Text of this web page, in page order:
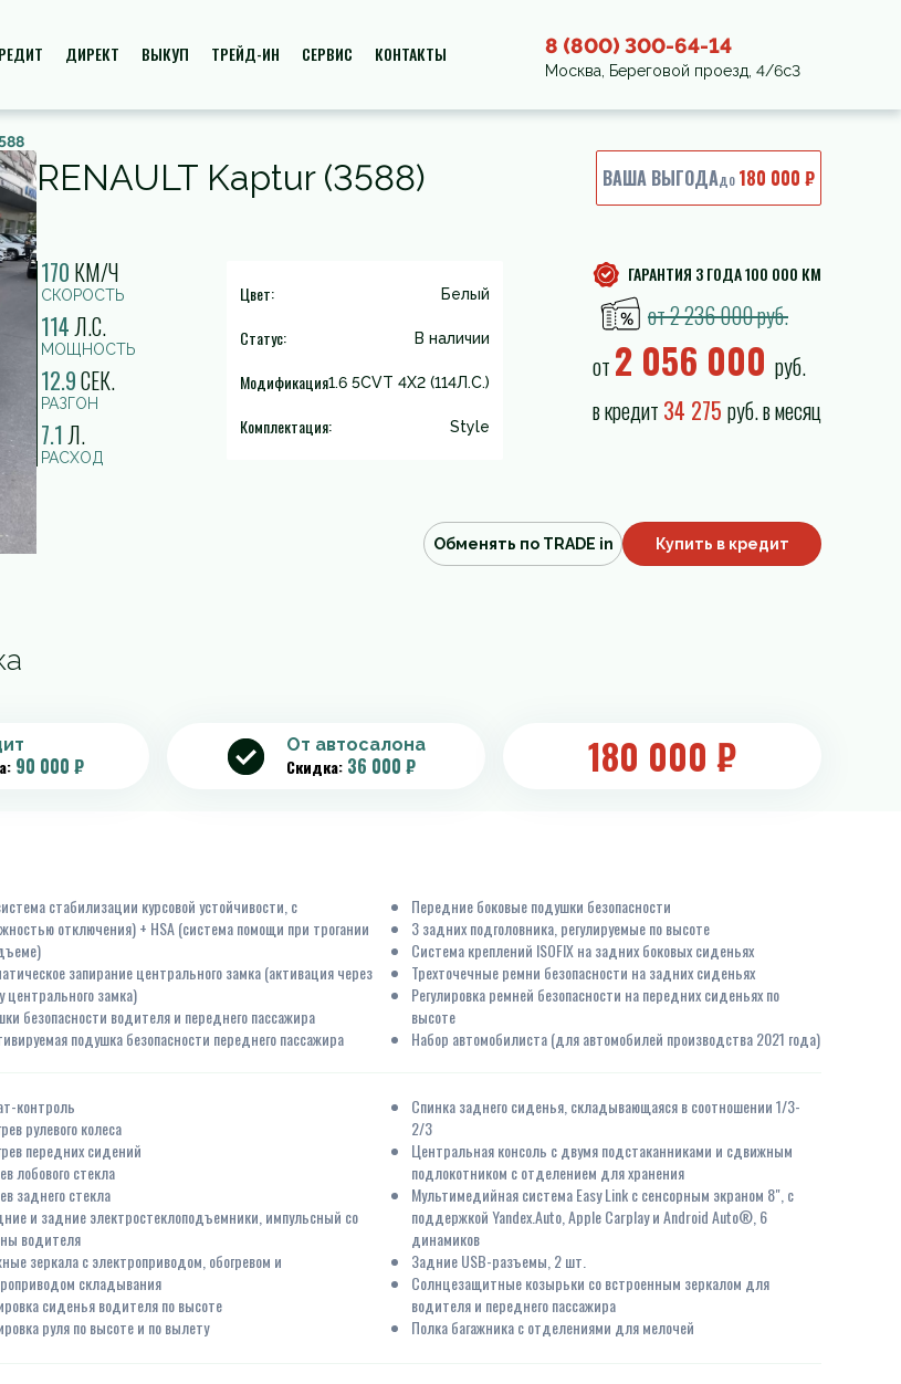
ДИРЕКТ ВЫКУП ТРЕЙД-ИН СЕРВИС КОНТАКТЫ 8 (800) 300-64-14
Москва, Береговой проезд, 4/6с3
RENAULT Kaptur (3588) ВАША ВЫГОДАдо180 000 ₽
170 КМ/Ч
СКОРОСТЬ
114Л.С.
МОЩНОСТЬ
12.9СЕК.
РАЗГОН
7.1Л.
РАСХОД
Цвет: Белый
Статус: В наличии
Модификация1.6 5CVT 4X2 (114Л.С.)
Комплектация: Style
ГАРАНТИЯ 3 ГОДА 100 000 КМ
от 2 236 000 руб.
от 2 056 000 руб.
в кредит 34 275 руб. в месяц
Обменять по TRADE in Купить в кредит
90 000 ₽
От автосалона
Скидка: 36 000 ₽ 180 000 ₽
стабилизации курсовой устойчивости, c
отключения) + HSA (система помощи при трогании
запирание центрального замка (активация через
центрального замка)
безопасности водителя и переднего пассажира
подушка безопасности переднего пассажира
Передние боковые подушки безопасности
3 задних подголовника, регулируемые по высоте
Система креплений ISOFIX на задних боковых сиденьях
Трехточечные ремни безопасности на задних сиденьях
Регулировка ремней безопасности на передних сиденьях по
высоте
Набор автомобилиста (для автомобилей производства 2021 года)
контроль
рулевого колеса
передних сидений
лобового стекла
заднего стекла
и задние электростеклоподъемники, импульсный со
водителя
зеркала с электроприводом, обогревом и
складывания
сиденья водителя по высоте
руля по высоте и по вылету
Спинка заднего сиденья, складывающаяся в соотношении 1/3-
2/3
Центральная консоль с двумя подстаканниками и сдвижным
подлокотником с отделением для хранения
Мультимедийная система Easy Link c сенсорным экраном 8", с
поддержкой Yandex.Auto, Apple Carplay и Android Auto®, 6
динамиков
Задние USB-разъемы, 2 шт.
Солнцезащитные козырьки со встроенным зеркалом для
водителя и переднего пассажира
Полка багажника с отделениями для мелочей